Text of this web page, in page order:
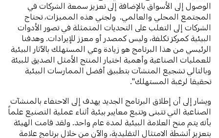
الوصول إلى الأسواق بالإضافة إلى تعزيز سمعة الشركات في
المجتمع المحلي والعالمي. ولجني هذه المميزات، تحتاج
الشركات إلى التغلب على التحديات المتمثلة في تصور الأدوات
البيئية كمركز تكلفة، وليس كمصدر أو معزز للإيرادات. وهدفنا
الرئيسي من هذا البرنامج هو زيادة وعي المستهلك بالآثار البيئية
للعمليات الصناعية وأهمية اختيار المنتج الأمثل الصديق للبيئة
وبالتالي تشجيع المنشآت بتطبيق أفضل الممارسات البيئية
تحقيقا لرغبة المستهلك".
ويشار إلى أن إطلاق البرنامج الجديد يهدف إلى الاحتفاء بالمنشآت
الصناعية التي تتبنى وتتبع معايير بيئية أثناء عملية التصنيع علماً
بأنه يتم منح العلامة البيئية لمدة عام واحد. ولقد قامت الهيئة
بتعزيز أنشطة الامتثال التقليدية، والآن من خلال برنامج علامة